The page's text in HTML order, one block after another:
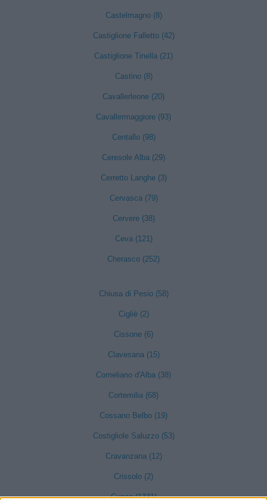
Castelmagno (8)
Castiglione Falletto (42)
Castiglione Tinella (21)
Castino (8)
Cavallerleone (20)
Cavallermaggiore (93)
Centallo (98)
Ceresole Alba (29)
Cerretto Langhe (3)
Cervasca (79)
Cervere (38)
Ceva (121)
Cherasco (252)
Chiusa di Pesio (58)
Cigliè (2)
Cissone (6)
Clavesana (15)
Corneliano d'Alba (38)
Cortemilia (68)
Cossano Belbo (19)
Costigliole Saluzzo (53)
Cravanzana (12)
Crissolo (2)
Cuneo (1331)